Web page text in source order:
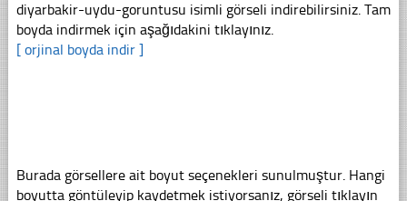
diyarbakir-uydu-goruntusu isimli görseli indirebilirsiniz. Tam
boyda indirmek için aşağıdakini tıklayınız.
[ orjinal boyda indir ]
Burada görsellere ait boyut seçenekleri sunulmuştur. Hangi
boyutta göntüleyip kaydetmek istiyorsanız, görseli tıklayın